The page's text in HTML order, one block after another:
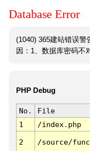
Database Error
(1040) 365建站错误
因：1、数据库密码不
PHP Debug
No. File
1
/index.php
2 /source/